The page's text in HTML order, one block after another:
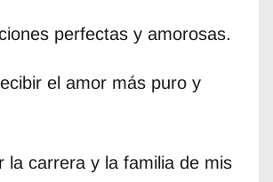
perfectas y amorosas.
el amor más puro y
la carrera y la familia de mis